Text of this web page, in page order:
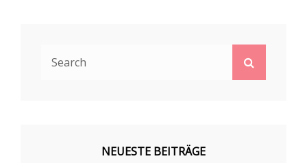
NEUESTE BEITRÄGE